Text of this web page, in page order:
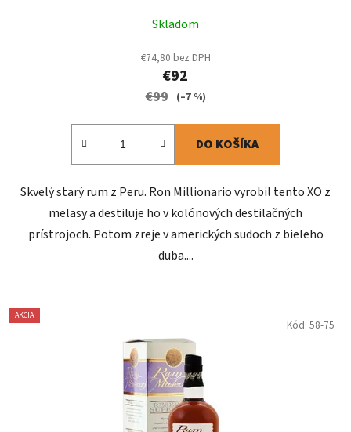
Skladom
€74,80 bez DPH
€92
€99 (–7 %)
DO KOŠÍKA
Skvelý starý rum z Peru. Ron Millionario vyrobil tento XO z
melasy a destiluje ho v kolónových destilačných
prístrojoch. Potom zreje v amerických sudoch z bieleho
duba....
AKCIA
Kód: 58-75